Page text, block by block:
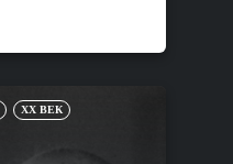
XX ВЕК